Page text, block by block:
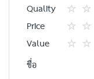
Quality
1
star
2
ดาว
3
ดาว
4
ดาว
5
ดาว
Price
1
2
3
4
5
Value
ชื่อ